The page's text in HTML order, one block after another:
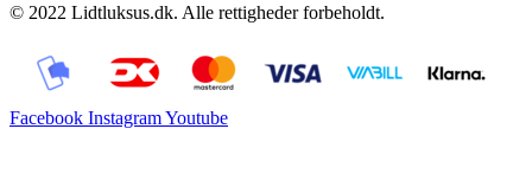
© 2022 Lidtluksus.dk. Alle rettigheder forbeholdt.
Facebook InstagramYoutube